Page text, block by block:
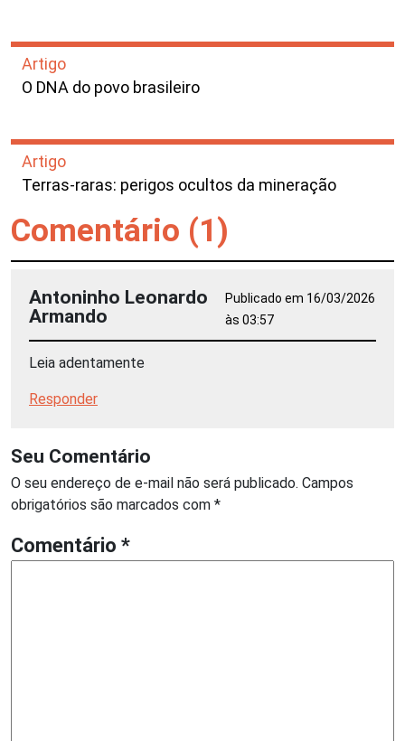
Artigo
O DNA do povo brasileiro
Artigo
Terras-raras: perigos ocultos da mineração
Comentário (1)
Antoninho Leonardo
Armando
Publicado em 16/03/2026
às 03:57
Leia adentamente
Responder
Seu Comentário
O seu endereço de e-mail não será publicado. Campos
obrigatórios são marcados com *
Comentário *